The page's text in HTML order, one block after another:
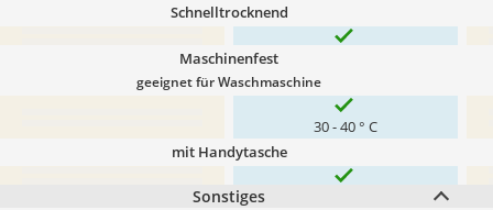
Schnelltrocknend
Maschinenfest
geeignet für Waschmaschine
30 - 40 ° C
mit Handytasche
Sonstiges